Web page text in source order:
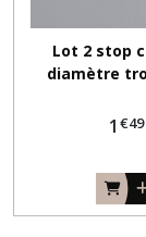
Lot 2 stop
diamètre
1 €49